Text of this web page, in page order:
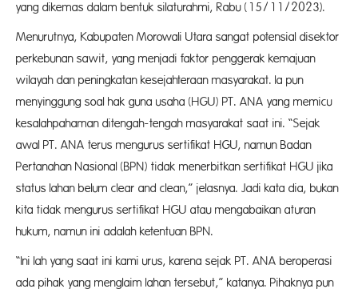
yang dikemas dalam bentuk silaturahmi, Rabu (15/11/2023).
Menurutnya, Kabupaten Morowali Utara sangat potensial disektor
perkebunan sawit, yang menjadi faktor penggerak kemajuan
wilayah dan peningkatan kesejahteraan masyarakat. Ia pun
menyinggung soal hak guna usaha (HGU) PT. ANA yang memicu
kesalahpahaman ditengah-tengah masyarakat saat ini. “Sejak
awal PT. ANA terus mengurus sertifikat HGU, namun Badan
Pertanahan Nasional (BPN) tidak menerbitkan sertifikat HGU jika
status lahan belum clear and clean,” jelasnya. Jadi kata dia, bukan
kita tidak mengurus sertifikat HGU atau mengabaikan aturan
hukum, namun ini adalah ketentuan BPN.
“Ini lah yang saat ini kami urus, karena sejak PT. ANA beroperasi
ada pihak yang menglaim lahan tersebut,” katanya. Pihaknya pun